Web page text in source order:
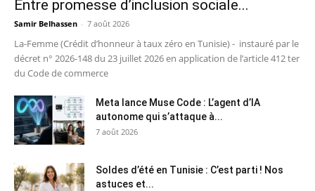
Entre promesse d’inclusion sociale...
Samir Belhassen - 7 août 2026
La-Femme (Crédit d’honneur à taux zéro en Tunisie) - instauré par le
décret n° 2026-148 du 23 juillet 2026 en application de l’article 412 ter
du Code de commerce
Meta lance Muse Code : L’agent d’IA
autonome qui s’attaque à...
7 août 2026
Soldes d’été en Tunisie : C’est parti ! Nos
astuces et...